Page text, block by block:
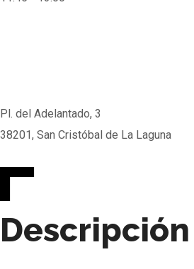
Pl. del Adelantado, 3
38201, San Cristóbal de La Laguna
Descripción